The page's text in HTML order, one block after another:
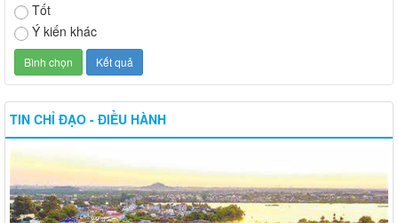
Tốt
Ý kiến khác
TIN CHỈ ĐẠO - ĐIỀU HÀNH